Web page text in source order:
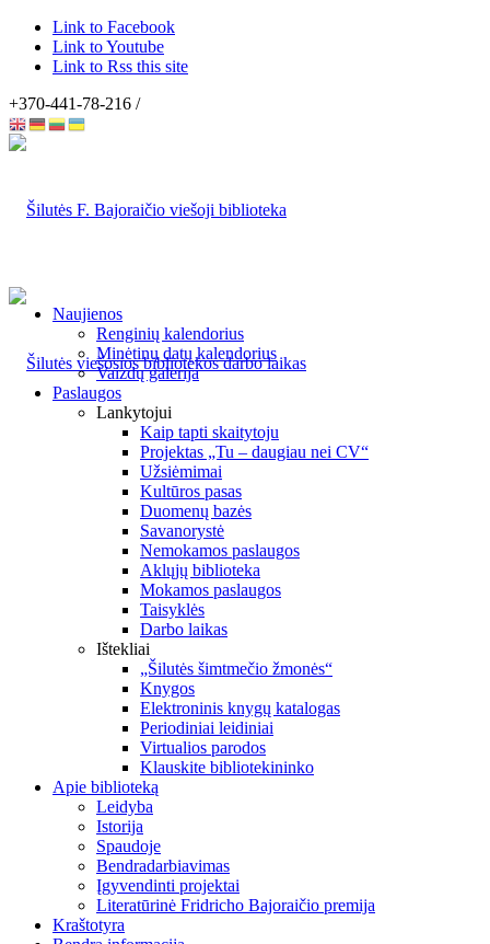
Link to Facebook
Link to Youtube
Link to Rss this site
+370-441-78-216 /
Naujienos
Renginių kalendorius
Minėtinų datų kalendorius
Vaizdų galerija
Paslaugos
Lankytojui
Kaip tapti skaitytoju
Projektas „Tu – daugiau nei CV“
Užsiėmimai
Kultūros pasas
Duomenų bazės
Savanorystė
Nemokamos paslaugos
Aklųjų biblioteka
Mokamos paslaugos
Taisyklės
Darbo laikas
Ištekliai
„Šilutės šimtmečio žmonės“
Knygos
Elektroninis knygų katalogas
Periodiniai leidiniai
Virtualios parodos
Klauskite bibliotekininko
Apie biblioteką
Leidyba
Istorija
Spaudoje
Bendradarbiavimas
Įgyvendinti projektai
Literatūrinė Fridricho Bajoraičio premija
Kraštotyra